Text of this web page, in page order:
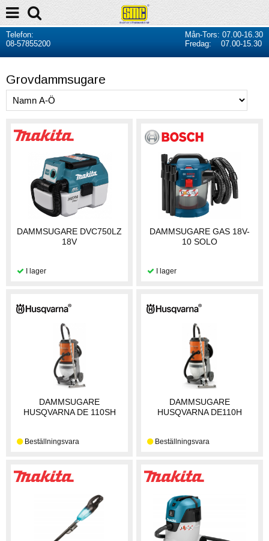
Telefon:
08-57855200
Mån-Tors: 07.00-16.30
Fredag: 07.00-15.30
Grovdammsugare
DAMMSUGARE DVC750LZ
18V
DAMMSUGARE GAS 18V-
10 SOLO
DAMMSUGARE
HUSQVARNA DE 110SH
DAMMSUGARE
HUSQVARNA DE110H